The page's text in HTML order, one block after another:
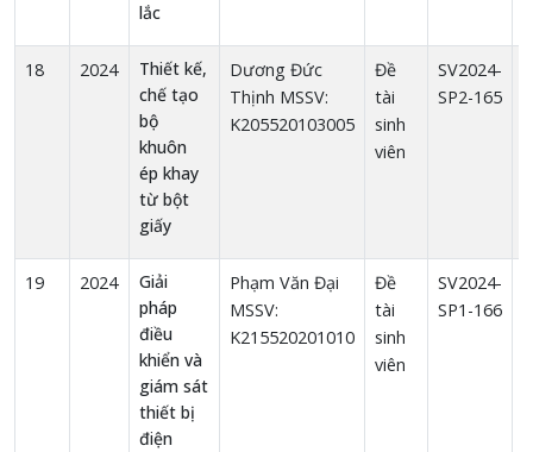
lắc
18 2024
Thiết kế,
chế tạo
bộ
khuôn
ép khay
từ bột
giấy
Dương Đức
Thịnh MSSV:
K205520103005
Đề
tài
sinh
viên
SV2024-
SP2-165
19 2024
Giải
pháp
điều
khiển và
giám sát
thiết bị
điện
Phạm Văn Đại
MSSV:
K215520201010
Đề
tài
sinh
viên
SV2024-
SP1-166